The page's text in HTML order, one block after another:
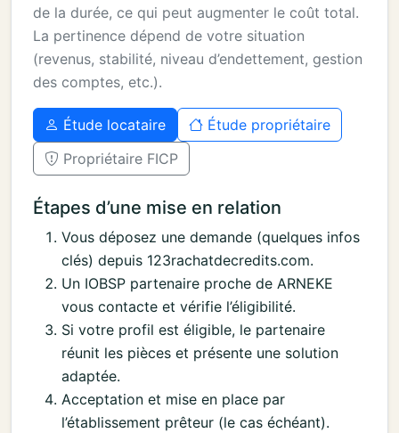
de la durée, ce qui peut augmenter le coût total.
La pertinence dépend de votre situation
(revenus, stabilité, niveau d’endettement, gestion
des comptes, etc.).
Étude locataire
Étude propriétaire
Propriétaire FICP
Étapes d’une mise en relation
Vous déposez une demande (quelques infos
clés) depuis 123rachatdecredits.com.
Un IOBSP partenaire proche de ARNEKE
vous contacte et vérifie l’éligibilité.
Si votre profil est éligible, le partenaire
réunit les pièces et présente une solution
adaptée.
Acceptation et mise en place par
l’établissement prêteur (le cas échéant).